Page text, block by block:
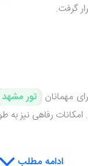
مهمانان تور مشهد
رفاهی نیز به
ادامه مطلب